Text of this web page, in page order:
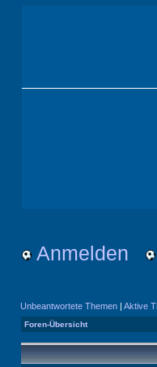
Anmelden
Unbeantwortete Themen | Aktive
Foren-Übersicht